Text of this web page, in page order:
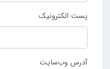
پست الکترونیک
آدرس وب‌سایت